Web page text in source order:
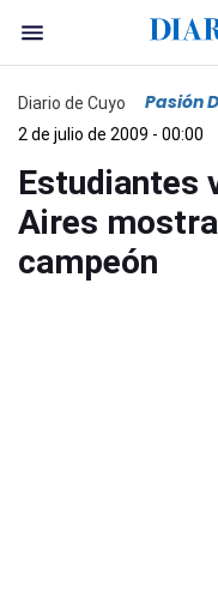
Diario de Cuyo Pasión
2 de julio de 2009 - 00:00
Estudiantes
Aires
campeón